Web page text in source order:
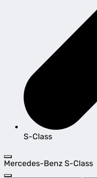
S-Class
Mercedes-Benz S-Class